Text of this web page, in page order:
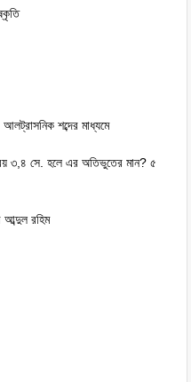
শব্দের মাধ্যমে
৩,৪ সে. হলে এর অতিভুতের মান? ৫
আব্দুল রহিম